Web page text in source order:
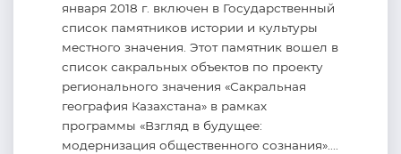
января 2018 г. включен в Государственный
список памятников истории и культуры
местного значения. Этот памятник вошел в
список сакральных объектов по проекту
регионального значения «Сакральная
география Казахстана» в рамках
программы «Взгляд в будущее:
модернизация общественного сознания»....